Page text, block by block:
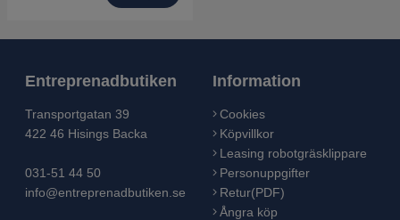
Entreprenadbutiken
Transportgatan 39
422 46 Hisings Backa
031-51 44 50
info@entreprenadbutiken.se
Information
Cookies
Köpvillkor
Leasing robotgräsklippare
Personuppgifter
Retur(PDF)
Ångra köp